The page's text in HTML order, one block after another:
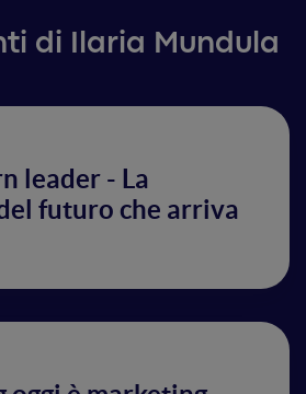
di Ilaria Mundula
leader - La
futuro che arriva